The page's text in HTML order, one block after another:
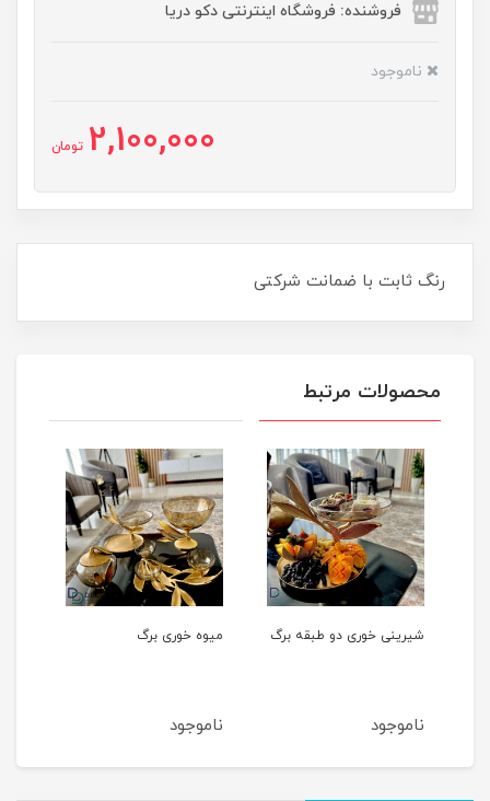
فروشنده: فروشگاه اینترنتی دکو دریا
ناموجود
2,100,000 تومان
رنگ ثابت با ضمانت شرکتی
محصولات مرتبط
شیرینی خوری دو طبقه برگ
ناموجود
میوه‌ خوری برگ
ناموجود